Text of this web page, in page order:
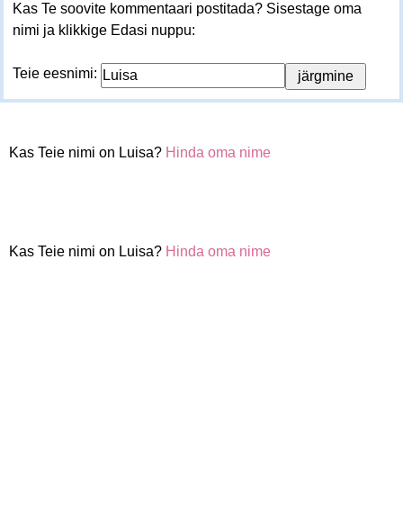
Kas Te soovite kommentaari postitada? Sisestage oma
nimi ja klikkige Edasi nuppu:
Teie eesnimi:
Kas Teie nimi on Luisa? Hinda oma nime
Kas Teie nimi on Luisa? Hinda oma nime